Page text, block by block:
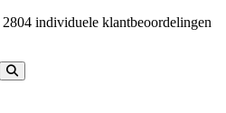
2804 individuele klantbeoordelingen